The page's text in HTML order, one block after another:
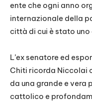
ente che ogni anno
internazionale della
città di cui è stato
L’ex senatore ed
Chiti ricorda Niccolai
da una grande e vera
cattolico e